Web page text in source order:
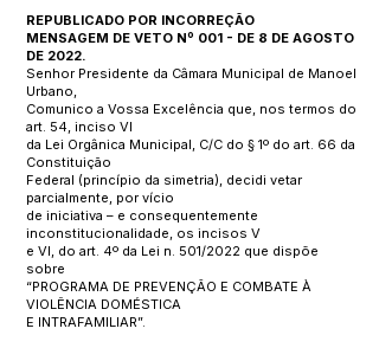
REPUBLICADO POR INCORREÇÃO
MENSAGEM DE VETO Nº 001 - DE 8 DE AGOSTO
DE 2022.
Senhor Presidente da Câmara Municipal de Manoel
Urbano,
Comunico a Vossa Excelência que, nos termos do
art. 54, inciso VI
da Lei Orgânica Municipal, C/C do § 1º do art. 66 da
Constituição
Federal (princípio da simetria), decidi vetar
parcialmente, por vício
de iniciativa – e consequentemente
inconstitucionalidade, os incisos V
e VI, do art. 4º da Lei n. 501/2022 que dispõe
sobre
“PROGRAMA DE PREVENÇÃO E COMBATE À
VIOLÊNCIA DOMÉSTICA
E INTRAFAMILIAR”.